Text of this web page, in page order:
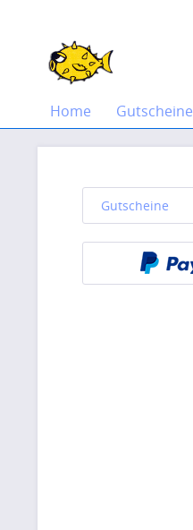
Home Gutscheine
Gutscheine